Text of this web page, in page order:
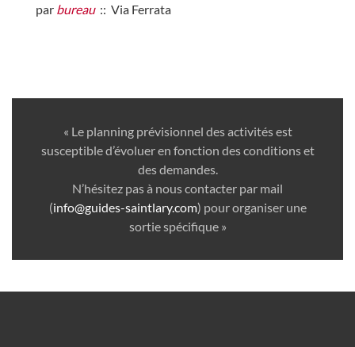
par bureau:: Via Ferrata
« Le planning prévisionnel des activités est
susceptible d’évoluer en fonction des conditions et
des demandes.
N’hésitez pas à nous contacter par mail
(info@guides-saintlary.com) pour organiser une
sortie spécifique »